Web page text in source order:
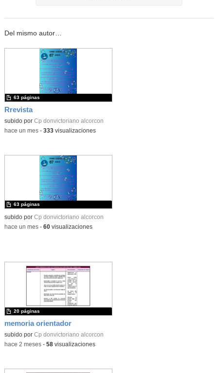
Del mismo autor…
Rrevista
subido por Cp donvictoriano alcorcon
63 páginas
-hace un mes- 333visualizaciones
subido por Cp donvictoriano alcorcon
63 páginas
-hace un mes- 60visualizaciones
memoria orientador
subido por Cp donvictoriano alcorcon
20 páginas
-hace 2 meses- 58visualizaciones